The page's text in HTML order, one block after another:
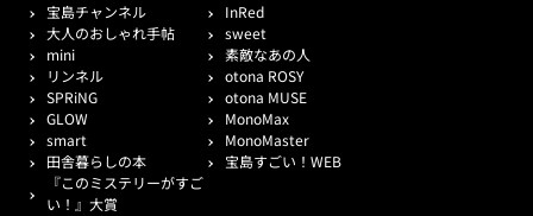
宝島チャンネル
InRed
大人のおしゃれ手帖
sweet
mini
素敵なあの人
リンネル
otona ROSY
SPRiNG
otona MUSE
GLOW
MonoMax
smart
MonoMaster
田舎暮らしの本
宝島すごい！WEB
『このミステリーがすご
い！』大賞